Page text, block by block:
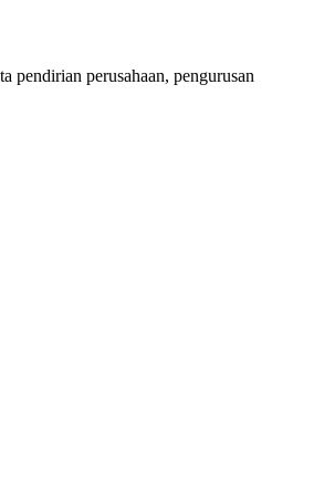
pendirian perusahaan, pengurusan